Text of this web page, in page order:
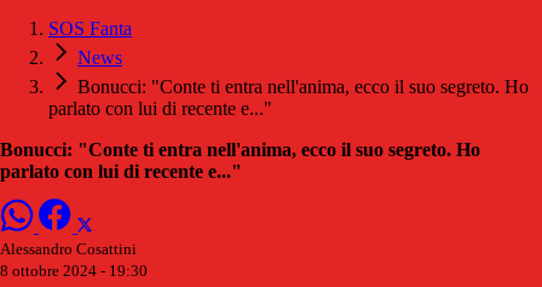
SOS Fanta
News
Bonucci: "Conte ti entra nell'anima, ecco il suo segreto. Ho
parlato con lui di recente e..."
Bonucci: "Conte ti entra nell'anima, ecco il suo segreto. Ho
parlato con lui di recente e..."
Alessandro Cosattini
8 ottobre 2024 - 19:30